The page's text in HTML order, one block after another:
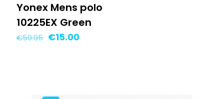
Yonex Mens polo
10225EX Green
€59.95 Oorspronkelijke
€15.00Huidige